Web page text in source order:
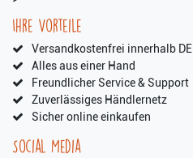
Ihre Vorteile
Versandkostenfrei innerhalb DE
Alles aus einer Hand
Freundlicher Service & Support
Zuverlässiges Händlernetz
Sicher online einkaufen
Social Media